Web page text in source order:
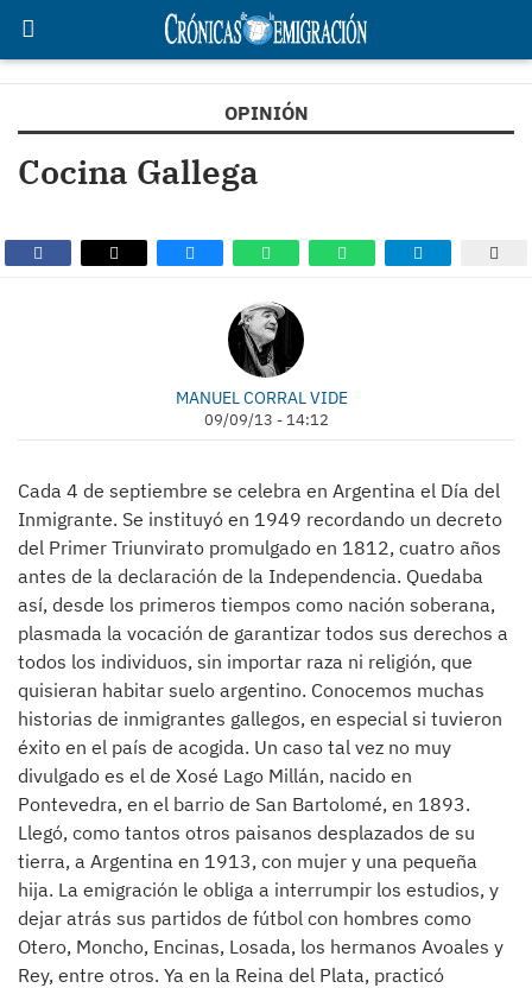
OPINIÓN
Cocina Gallega
MANUEL CORRAL VIDE
09/09/13 - 14:12
Cada 4 de septiembre se celebra en Argentina el Día del
Inmigrante. Se instituyó en 1949 recordando un decreto
del Primer Triunvirato promulgado en 1812, cuatro años
antes de la declaración de la Independencia. Quedaba
así, desde los primeros tiempos como nación soberana,
plasmada la vocación de garantizar todos sus derechos a
todos los individuos, sin importar raza ni religión, que
quisieran habitar suelo argentino. Conocemos muchas
historias de inmigrantes gallegos, en especial si tuvieron
éxito en el país de acogida. Un caso tal vez no muy
divulgado es el de Xosé Lago Millán, nacido en
Pontevedra, en el barrio de San Bartolomé, en 1893.
Llegó, como tantos otros paisanos desplazados de su
tierra, a Argentina en 1913, con mujer y una pequeña
hija. La emigración le obliga a interrumpir los estudios, y
dejar atrás sus partidos de fútbol con hombres como
Otero, Moncho, Encinas, Losada, los hermanos Avoales y
Rey, entre otros. Ya en la Reina del Plata, practicó